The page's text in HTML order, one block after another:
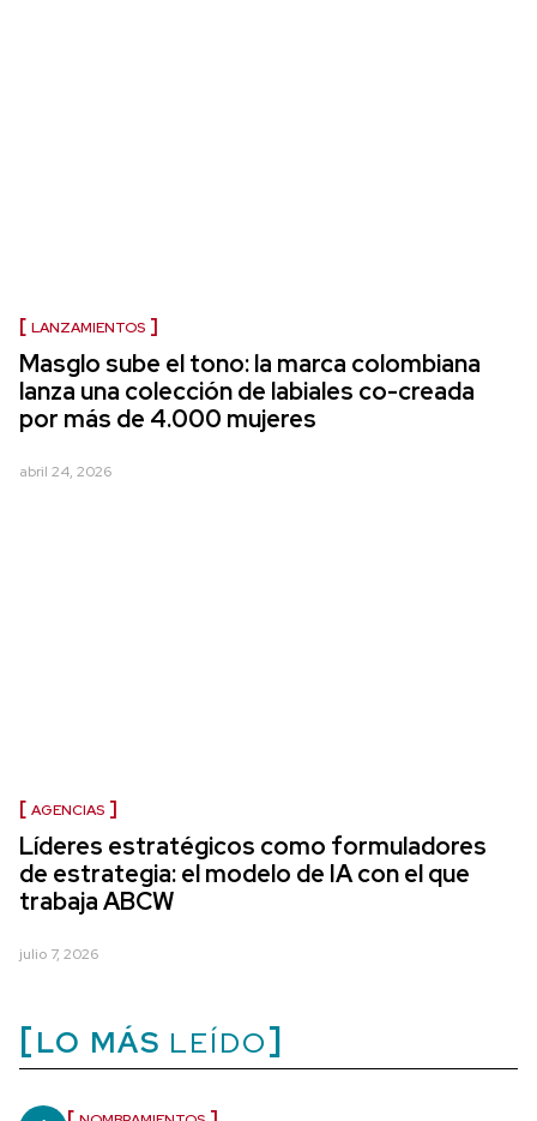
LANZAMIENTOS
Masglo sube el tono: la marca colombiana
lanza una colección de labiales co-creada
por más de 4.000 mujeres
abril 24, 2026
AGENCIAS
Líderes estratégicos como formuladores
de estrategia: el modelo de IA con el que
trabaja ABCW
julio 7, 2026
LO MÁS LEÍDO